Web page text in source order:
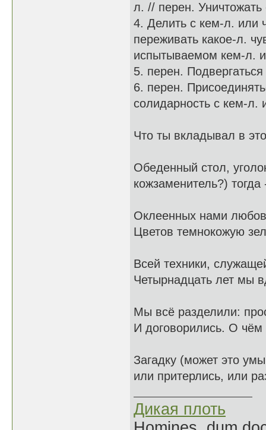
л. // перен.
4. Делить с кем-л. или
переживать какое-л.
испытываемом кем-л.
5. перен.
6. перен.
солидарность с кем-л.
Что ты вкладывал в
Обеденный стол,
кожзаменитель?) тогда
Оклеенных нами
Цветов темнокожую
Всей техники,
Четырнадцать лет мы
Мы всё разделили:
И договорились. О чём
Загадку (может это
или притерлись, или
Дикая плоть